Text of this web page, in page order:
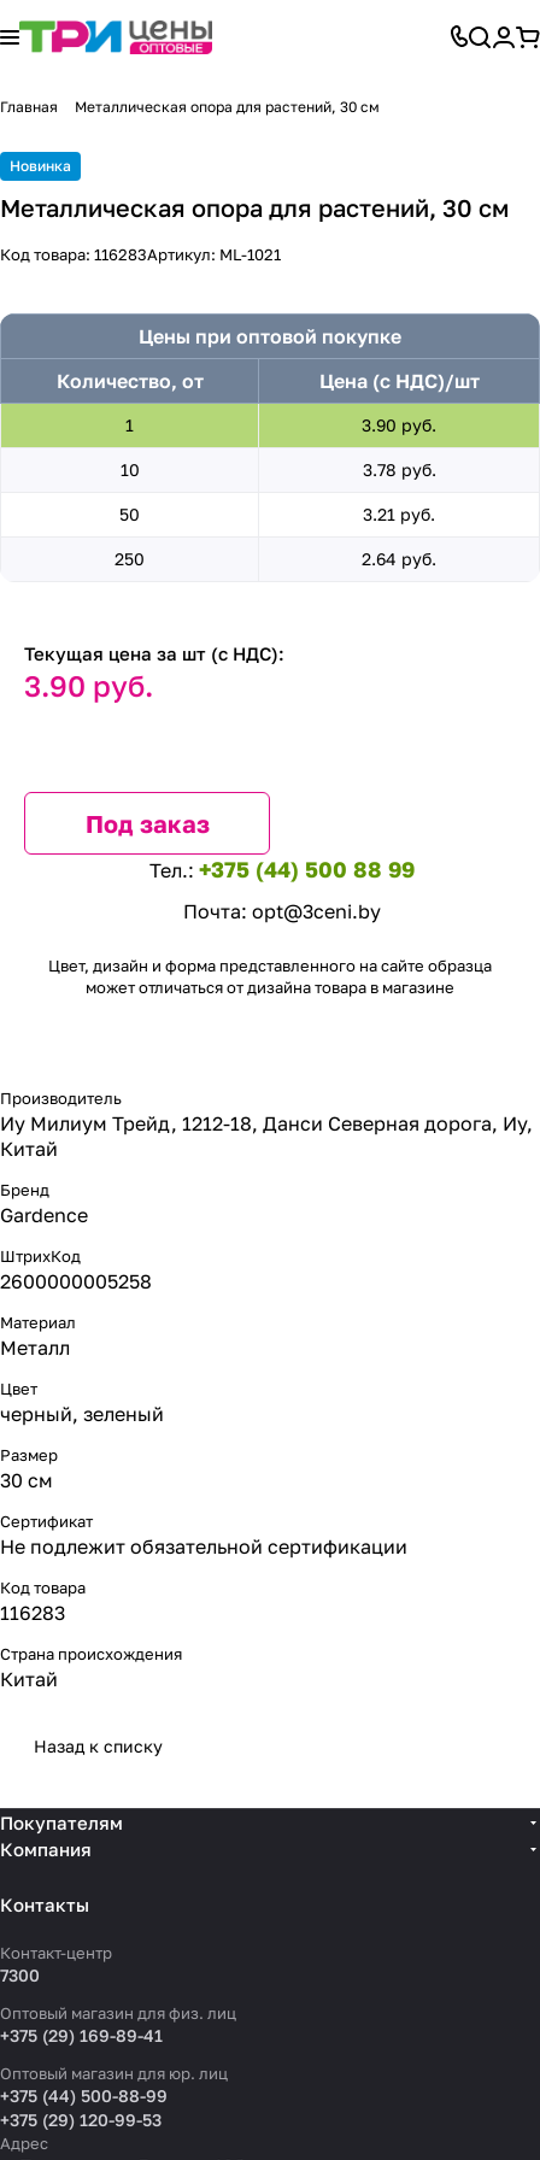
Главная Металлическая опора для растений, 30 см
Новинка
Металлическая опора для растений, 30 см
Код товара: 116283Артикул: ML-1021
Цены при оптовой покупке
Количество, от
Цена (с НДС)/шт
1 3.90 руб.
10 3.78 руб.
50 3.21 руб.
250 2.64 руб.
Текущая цена за шт (с НДС):
3.90 руб.
Под заказ
Тел.: +375 (44) 500 88 99
Почта: opt@3ceni.by
Цвет, дизайн и форма представленного на сайте образца
может отличаться от дизайна товара в магазине
Производитель
Иу Милиум Трейд, 1212-18, Данси Северная дорога, Иу,
Китай
Бренд
Gardence
ШтрихКод
2600000005258
Материал
Металл
Цвет
черный, зеленый
Размер
30 см
Сертификат
Не подлежит обязательной сертификации
Код товара
116283
Страна происхождения
Китай
Назад к списку
Покупателям
Компания
Контакты
Контакт-центр
7300
Оптовый магазин для физ. лиц
+375 (29) 169-89-41
Оптовый магазин для юр. лиц
+375 (44) 500-88-99
+375 (29) 120-99-53
Адрес